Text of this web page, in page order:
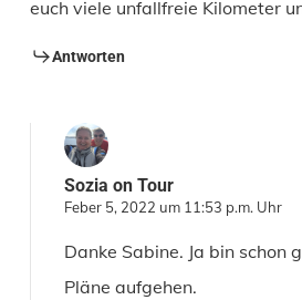
euch viele unfallfreie Kilometer
Antworten
Sozia on Tour
Feber 5, 2022 um 11:53 p.m. Uhr
Danke Sabine. Ja bin schon
Pläne aufgehen.